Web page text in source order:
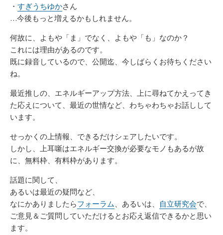
・ すぎうちゆかさん
…今後もっと増えるかもしれません。
何故に、よもや「ま」でなく、よもや「も」なのか？
これには理由があるのです。
既に録音しているので、公開迄、今しばらくお待ちください
ね。
最近推しの、エネルギーアップ方法、上に尋ねてかえってき
た応えについて、最近の世情など、わちゃわちゃお話しして
います。
せっかくの上情報、できるだけシェアしたいです。
しかし、上耳噺はエネルギー交換が必要なモノもあるが故
に、無料枠、有料枠があります。
話題に関して、
あるいは最近の疑問など、
なにかありましたらフォーラム、あるいは、 自立研究会で、
ご意見＆ご質問していただけるとお応え返信できるかと思い
ます。